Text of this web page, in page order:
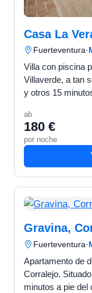
Casa La
Fuerteventura·
Villa con piscina
Villaverde, a tan
y otros 15
ab
180 €
por noche
Gravina,
Fuerteventura·
Apartamento de
Corralejo.
minutos a pie del